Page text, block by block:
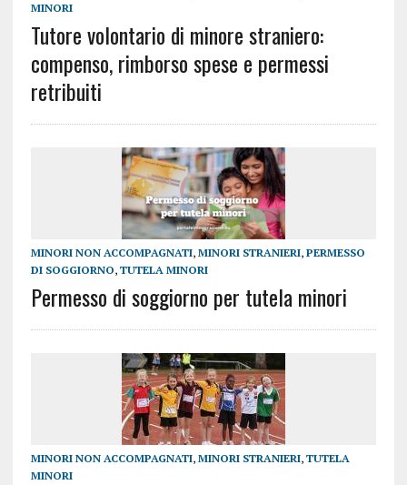
MINORI
Tutore volontario di minore straniero:
compenso, rimborso spese e permessi
retribuiti
MINORI NON ACCOMPAGNATI, MINORI STRANIERI, PERMESSO
DI SOGGIORNO, TUTELA MINORI
Permesso di soggiorno per tutela minori
MINORI NON ACCOMPAGNATI, MINORI STRANIERI, TUTELA
MINORI